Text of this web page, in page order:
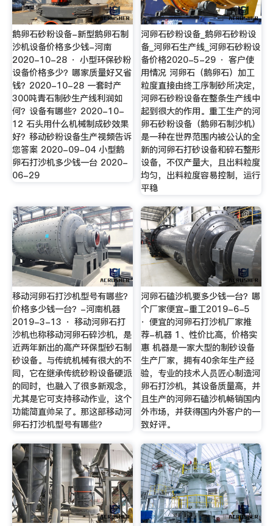
鹅卵石砂粉设备-新型鹅卵石制
沙机设备价格多少钱-河南
2020-10-28 · 小型环保砂粉
设备价格多少？哪家质量好又省
钱？2020-10-28 一套时产
300吨青石制砂生产线利润如
何？设备有哪些？2020-10-
12 石头用什么机械制成砂效果
好？移动砂粉设备生产视频告诉
您答案 2020-09-04 小型鹅
卵石打沙机多少钱一台 2020-
06-29
河卵石砂粉设备_鹅卵石砂粉设
备_河卵石生产线_河卵石砂粉设
备价格2020-5-29 · 客户使
用情况 河卵石（鹅卵石）加工
粒度直接由终工序制砂所决定，
河卵石砂粉设备在整条生产线中
起到很大的作用。重工生产的河
卵石砂粉设备（鹅卵石制沙机）
是一种在世界范围内被公认的全
新的河卵石打砂设备和碎石整形
设备，不仅产量大，且出料粒度
均匀，出料粒度容易控制，运行
平稳
移动河卵石打沙机型号有哪些？
价格多少钱一台？-河南机器
2019-3-13 · 移动河卵石打
沙机也称移动河卵石碎沙机，是
近两年新出的高产环保型砂石制
砂设备。与传统机械有很大的不
同，它在继承传统砂粉设备硬派
的同时，也融入了很多新观念，
尤其是它可支持移动作业，这个
功能简直帅呆了。那这部移动河
卵石打沙机型号有哪些？
河卵石磕沙机要多少钱一台？哪
个厂家便宜-重工2019-6-5
· 便宜的河卵石打沙机厂家推
荐-机器 1、性价比高，价格实
惠 机器是一家大型的制砂设备
生产厂家，拥有40余年生产经
验，专业的技术人员匠心制造河
卵石打沙机，其设备质量高，并
且生产的河卵石磕沙机畅销国内
外市场，并获得国内外客户的一
致好评。